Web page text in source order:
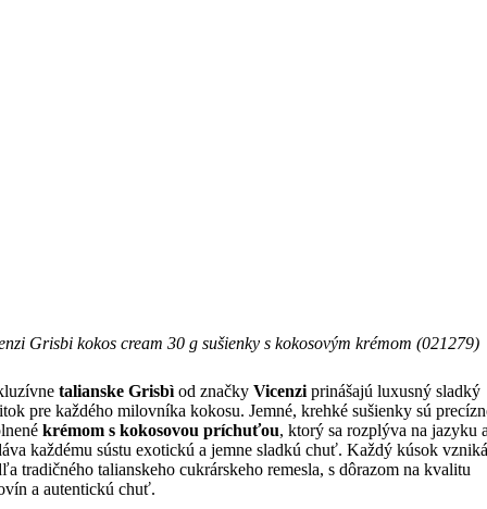
Grisbi kokos cream 30 g sušienky s kokosovým krémom (021279)
talianske Grisbì od značky Vicenzi prinášajú luxusný sladký
pre každého milovníka kokosu. Jemné, krehké sušienky sú
krémom s kokosovou príchuťou, ktorý sa rozplýva na jazyku
každému sústu exotickú a jemne sladkú chuť. Každý kúsok vzniká
tradičného talianskeho cukrárskeho remesla, s dôrazom na kvalitu
a autentickú chuť.